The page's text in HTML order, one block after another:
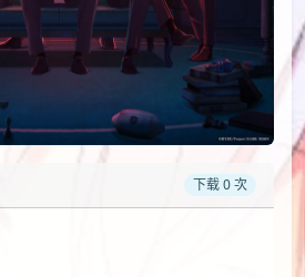
下载 0 次